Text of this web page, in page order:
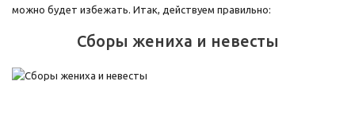
можно будет избежать. Итак, действуем правильно:
Сборы жениха и невесты